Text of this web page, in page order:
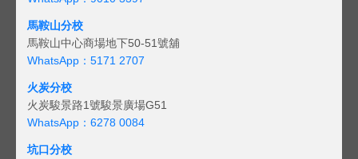
馬鞍山分校
馬鞍山中心商場地下50-51號舖
WhatsApp：5171 2707
火炭分校
火炭駿景路1號駿景廣場G51
WhatsApp：6278 0084
坑口分校